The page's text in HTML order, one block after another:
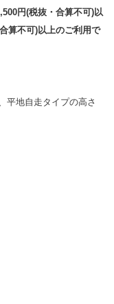
円(税抜・合算不可)以
算不可)以上のご利用で
平地自走タイプの高さ